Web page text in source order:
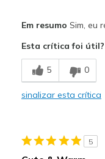
Comfortable
Stylish
Em resumo Sim, eu
Esta crítica foi útil?
5 0
sinalizar esta crítica
5